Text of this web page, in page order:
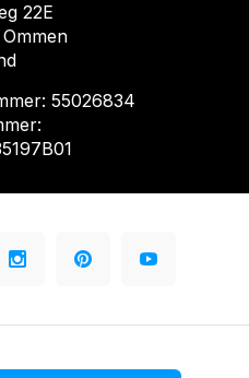
22E
55026834